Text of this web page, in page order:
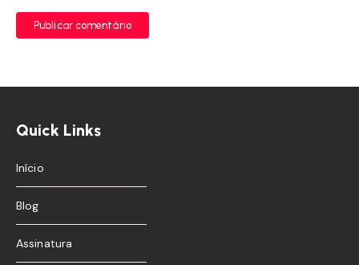
Publicar comentário
Quick Links
Início
Blog
Assinatura